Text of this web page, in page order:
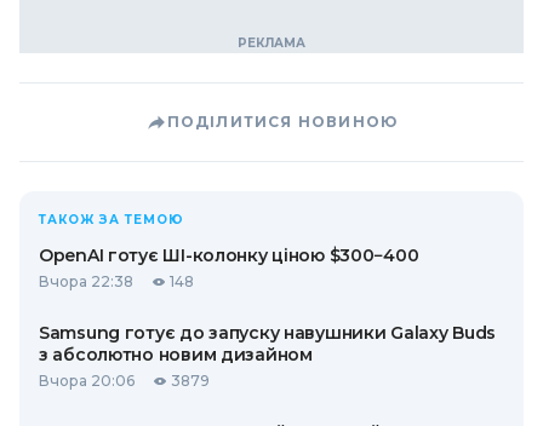
ПОДІЛИТИСЯ НОВИНОЮ
ТАКОЖ ЗА ТЕМОЮ
OpenAI готує ШІ-колонку ціною $300−400
Вчора 22:38 148
Samsung готує до запуску навушники Galaxy Buds
з абсолютно новим дизайном
Вчора 20:06 3879